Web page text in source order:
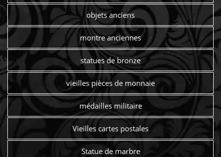
objets anciens
montre anciennes
statues de bronze
vieilles pièces de monnaie
médailles militaire
Vieilles cartes postales
Statue de marbre